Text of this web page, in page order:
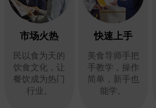
市场火热
民以食为天的
饮食文化，让
餐饮成为热门
行业。
快速上手
美食导师手把
手教学，操作
简单，新手也
能学。